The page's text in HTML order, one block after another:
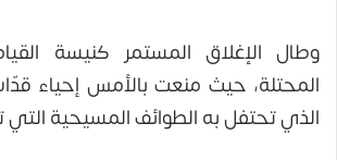
وطال الإغلاق المستمر كنيسة
المحتلة، حيث منعت بالأمس إحياء
الذي تحتفل به الطوائف المسيحية التي